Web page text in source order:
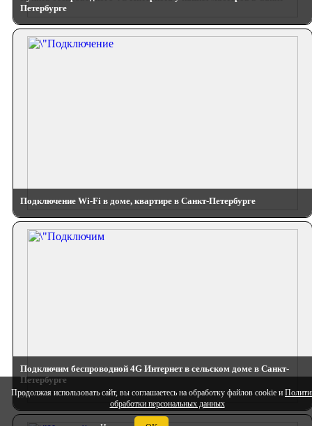
Продолжая использовать сайт, вы соглашаетесь на обработку файлов cookie и
обработки персональных данных
Петербурге
Подключение Wi-Fi в доме, квартире в Санкт-Петербурге
Подключим беспроводной 4G Интернет в сельском доме в Санкт-
Петербурге
90